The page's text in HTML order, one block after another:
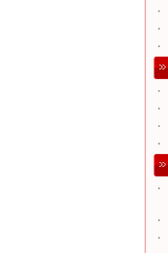
‧
‧
‧
‧
‧
‧
‧
‧
‧
‧